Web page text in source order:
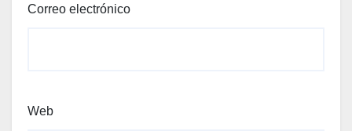
Correo electrónico
Web